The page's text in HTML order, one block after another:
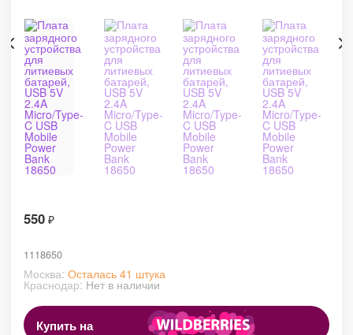
550 ₽
1118650
Москва: Осталась 41 штука
Краснодар: Нет в наличии
Купить на